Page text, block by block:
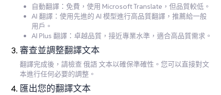
自動翻譯：免費，使用 Microsoft Translate，但品質較低。
AI 翻譯：使用先進的 AI 模型進行高品質翻譯，推薦給一般
用戶。
AI Plus 翻譯：卓越品質，接近專業水準，適合高品質需求。
審查並調整翻譯文本
翻譯完成後，請檢查 俄語 文本以確保準確性。您可以直接對文
本進行任何必要的調整。
匯出您的翻譯文本